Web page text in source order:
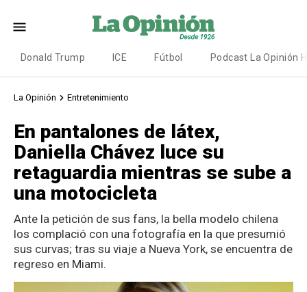
Donald Trump ICE Fútbol Podcast La Opinión
La Opinión Entretenimiento
En pantalones de látex,
Daniella Chávez luce su
retaguardia mientras se sube a
una motocicleta
Ante la petición de sus fans, la bella modelo chilena
los complació con una fotografía en la que presumió
sus curvas; tras su viaje a Nueva York, se encuentra de
regreso en Miami.